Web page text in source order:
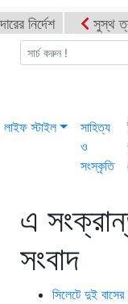
নির্দেশ
সুস্থ
সিদ্ধান্ত নিতে মুসলিম
লাইফ স্টাইল
সাহিত্য
ও
সংস্কৃতি
এ
সংবাদ
সিলেটে দুই